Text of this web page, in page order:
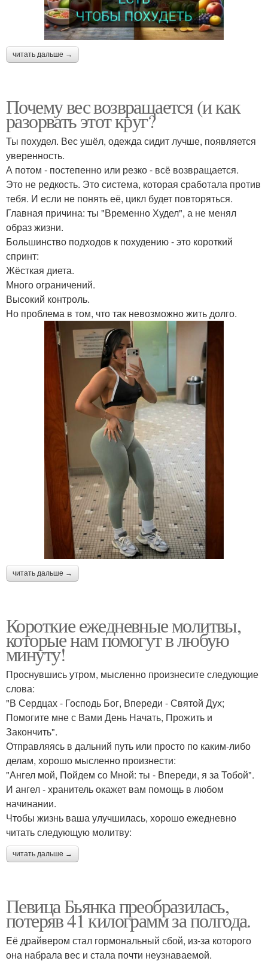
читать дальше →
Почему вес возвращается (и как
разорвать этот круг?
Ты похудел. Вес ушёл, одежда сидит лучше, появляется
уверенность.
А потом - постепенно или резко - всё возвращается.
Это не редкость. Это система, которая сработала против
тебя. И если не понять её, цикл будет повторяться.
Главная причина: ты "Временно Худел", а не менял
образ жизни.
Большинство подходов к похудению - это короткий
спринт:
Жёсткая диета.
Много ограничений.
Высокий контроль.
Но проблема в том, что так невозможно жить долго.
читать дальше →
Короткие ежедневные молитвы,
которые нам помогут в любую
минуту!
Проснувшись утром, мысленно произнесите следующие
слова:
"В Сердцах - Господь Бог, Впереди - Святой Дух;
Помогите мне с Вами День Начать, Прожить и
Закончить".
Отправляясь в дальний путь или просто по каким-либо
делам, хорошо мысленно произнести:
"Ангел мой, Пойдем со Мной: ты - Впереди, я за Тобой".
И ангел - хранитель окажет вам помощь в любом
начинании.
Чтобы жизнь ваша улучшилась, хорошо ежедневно
читать следующую молитву:
читать дальше →
Певица Бьянка преобразилась,
потеряв 41 килограмм за полгода.
Её драйвером стал гормональный сбой, из-за которого
она набрала вес и стала почти неузнаваемой.